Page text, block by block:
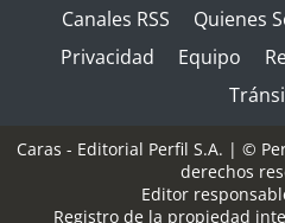
Canales RSS Quienes
Privacidad
Equipo
Caras - Editorial Perfil S.A. | ©
derechos
Editor
Registro de la propiedad